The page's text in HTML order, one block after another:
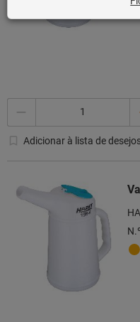
Adicionar à lista de